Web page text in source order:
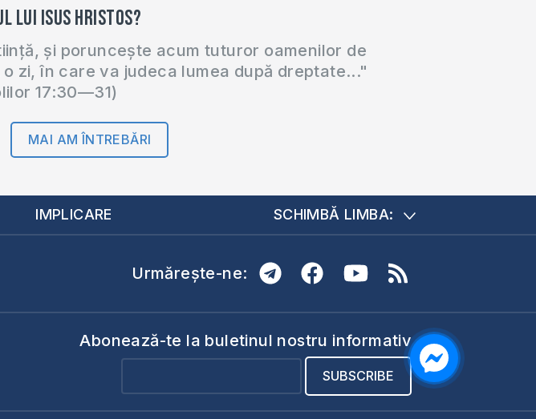
lui Isus Hristos?
și poruncește acum tuturor oamenilor de
zi, în care va judeca lumea după dreptate..."
17:30—31)
MAI AM ÎNTREBĂRI
IMPLICARE SCHIMBĂ LIMBA:
Urmărește-ne:
Abonează-te la buletinul nostru informativ